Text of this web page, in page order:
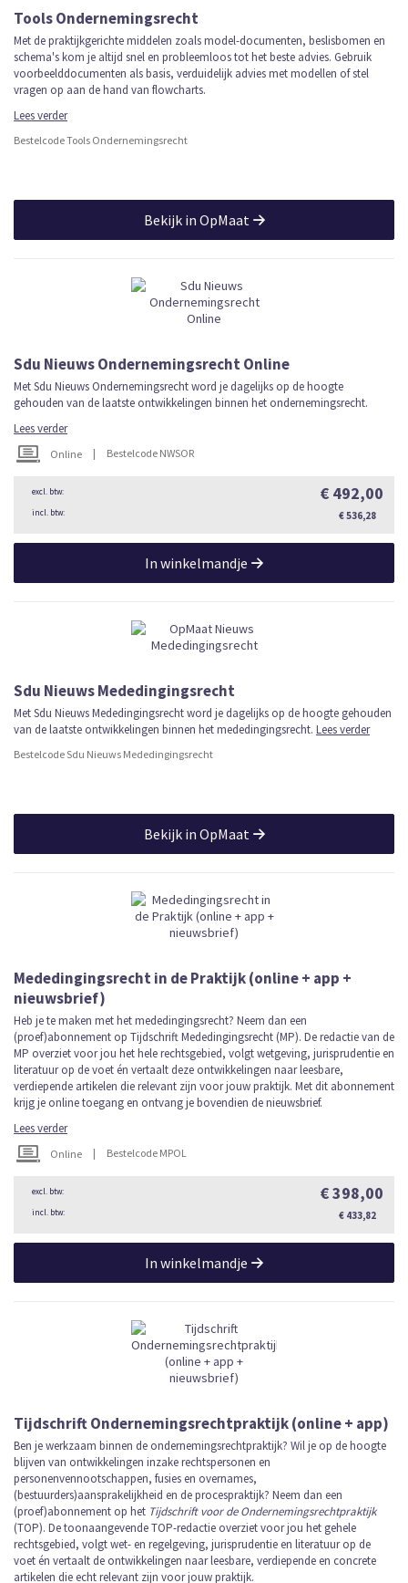
Tools Ondernemingsrecht
Met de praktijkgerichte middelen zoals model-documenten, beslisbomen en
schema's kom je altijd snel en probleemloos tot het beste advies. Gebruik
voorbeelddocumenten als basis, verduidelijk advies met modellen of stel
vragen op aan de hand van flowcharts.
Lees verder
Bestelcode Tools Ondernemingsrecht
Bekijk in OpMaat
Sdu Nieuws Ondernemingsrecht Online
Met Sdu Nieuws Ondernemingsrecht word je dagelijks op de hoogte
gehouden van de laatste ontwikkelingen binnen het ondernemingsrecht.
Lees verder
Online | Bestelcode NWSOR
€ 492,00
€ 536,28
In winkelmandje
Sdu Nieuws Mededingingsrecht
Met Sdu Nieuws Mededingingsrecht word je dagelijks op de hoogte gehouden
van de laatste ontwikkelingen binnen het mededingingsrecht. Lees verder
Bestelcode Sdu Nieuws Mededingingsrecht
Bekijk in OpMaat
Mededingingsrecht in de Praktijk (online + app +
nieuwsbrief)
Heb je te maken met het mededingingsrecht? Neem dan een
(proef)abonnement op Tijdschrift Mededingingsrecht (MP). De redactie van de
MP overziet voor jou het hele rechtsgebied, volgt wetgeving, jurisprudentie en
literatuur op de voet én vertaalt deze ontwikkelingen naar leesbare,
verdiepende artikelen die relevant zijn voor jouw praktijk. Met dit abonnement
krijg je online toegang en ontvang je bovendien de nieuwsbrief.
Lees verder
Online | Bestelcode MPOL
€ 398,00
€ 433,82
In winkelmandje
Tijdschrift Ondernemingsrechtpraktijk (online + app)
Ben je werkzaam binnen de ondernemingsrechtpraktijk? Wil je op de hoogte
blijven van ontwikkelingen inzake rechtspersonen en
personenvennootschappen, fusies en overnames,
(bestuurders)aansprakelijkheid en de procespraktijk? Neem dan een
(proef)abonnement op het Tijdschrift voor de Ondernemingsrechtpraktijk
(TOP). De toonaangevende TOP-redactie overziet voor jou het gehele
rechtsgebied, volgt wet- en regelgeving, jurisprudentie en literatuur op de
voet én vertaalt de ontwikkelingen naar leesbare, verdiepende en concrete
artikelen die echt relevant zijn voor jouw praktijk.